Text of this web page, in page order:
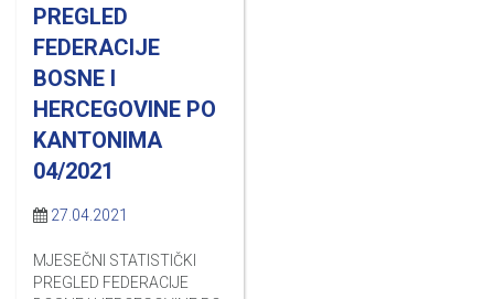
PREGLED
FEDERACIJE
BOSNE I
HERCEGOVINE PO
KANTONIMA
04/2021
27.04.2021
MJESEČNI STATISTIČKI
PREGLED FEDERACIJE